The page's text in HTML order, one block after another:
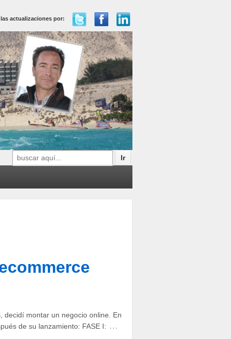
actualizaciones por:
Buscar
por:
decidí montar un negocio online. En
de su lanzamiento: FASE I: …